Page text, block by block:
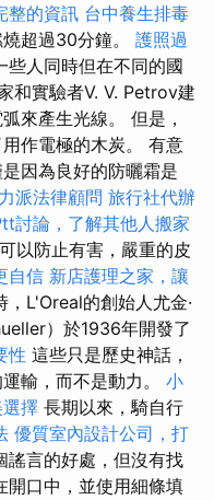
整的資訊 台中養生排毒
超過30分鐘。 護照過
些人同時但在不同的國
和實驗者V. V. Petrov建
來產生光線。 但是，
作電極的木炭。 有意
因為良好的防曬霜是
派法律顧問 旅行社代辦
討論，了解其他人搬家
以防止有害，嚴重的皮
自信 新店護理之家，讓
，L'Oreal的創始人尤金·
）於1936年開發了
性 這些只是歷史神話，
輸，而不是動力。 小
擇 長期以來，騎自行
優質室內設計公司，打
謠言的好處，但沒有找
開口中，並使用細條填